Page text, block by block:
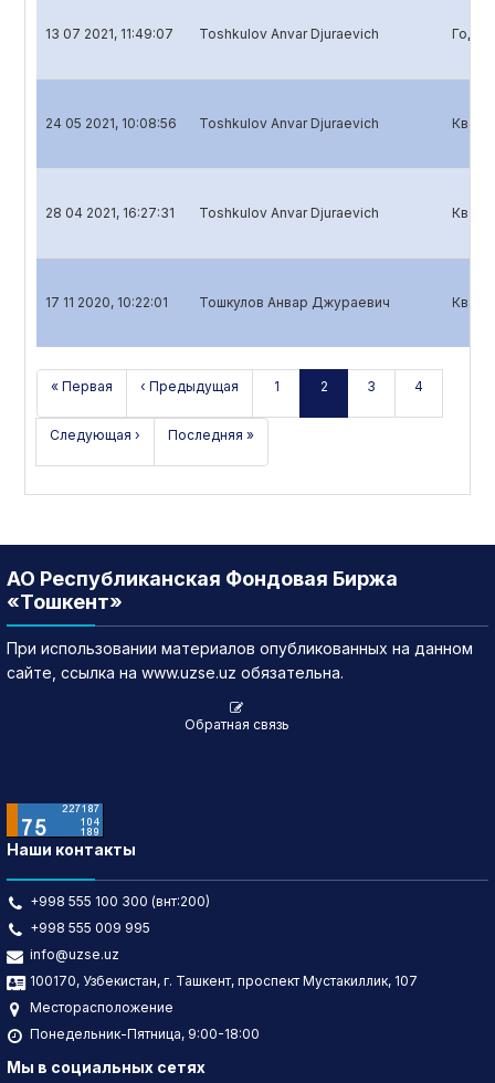
13 07 2021, 11:49:07 Toshkulov Anvar Djuraevich
24 05 2021, 10:08:56 Toshkulov Anvar Djuraevich
28 04 2021, 16:27:31 Toshkulov Anvar Djuraevich
17 11 2020, 10:22:01 Тошкулов Анвар Джураевич
« Первая ‹ Предыдущая 1 2 3 4
Следующая › Последняя »
АО Республиканская Фондовая Биржа
«Тошкент»
При использовании материалов опубликованных на данном
сайте, ссылка на www.uzse.uz обязательна.
Обратная связь
Наши контакты
+998 555 100 300 (внт:200)
+998 555 009 995
info@uzse.uz
100170, Узбекистан, г. Ташкент, проспект Мустакиллик, 107
Месторасположение
Понедельник-Пятница, 9:00-18:00
Мы в социальных сетях